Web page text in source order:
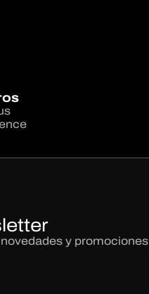
y promociones